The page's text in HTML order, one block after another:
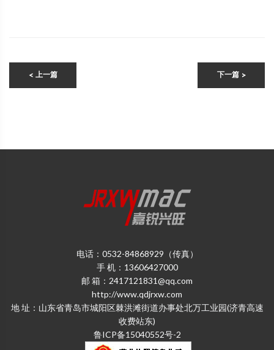
< 上一篇 下一篇 >
电话：0532-84868929（传真）
手 机：13606427000
邮 箱：2417121831@qq.com
http://www.qdjrxw.com
地 址：山东省青岛市城阳区棘洪滩街道办事处北万工业园(济青高速
收费站东)
鲁ICP备15040552号-2